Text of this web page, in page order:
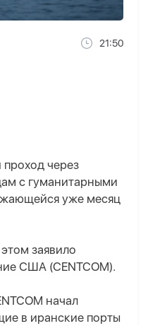
21:50
через
с гуманитарными
уже месяц
заявило
США (CENTCOM).
начал
в иранские порты